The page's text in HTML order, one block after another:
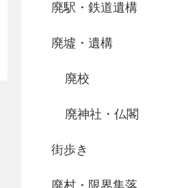
廃駅・鉄道遺構
廃墟・遺構
廃校
廃神社・仏閣
街歩き